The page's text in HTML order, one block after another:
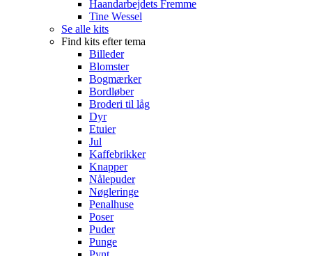
Haandarbejdets Fremme
Tine Wessel
Se alle kits
Find kits efter tema
Billeder
Blomster
Bogmærker
Bordløber
Broderi til låg
Dyr
Etuier
Jul
Kaffebrikker
Knapper
Nålepuder
Nøgleringe
Penalhuse
Poser
Puder
Punge